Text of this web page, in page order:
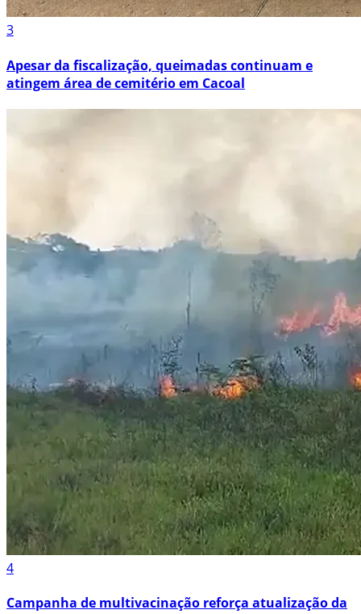
3
Apesar da fiscalização, queimadas continuam e
atingem área de cemitério em Cacoal
4
Campanha de multivacinação reforça atualização da